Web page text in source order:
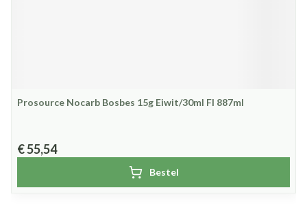
Prosource Nocarb Bosbes 15g Eiwit/30ml Fl 887ml
€ 55,54
Bestel